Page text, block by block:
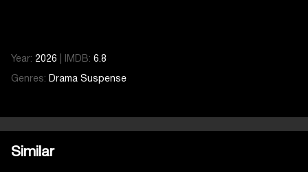
Year: 2026 IMDB: 6.8
Genres: Drama Suspense
Serie 1
Temporada 1
Similar